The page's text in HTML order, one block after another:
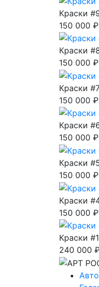
Краски
150 000 ₽
Краски
150 000 ₽
Краски
150 000 ₽
Краски
150 000 ₽
Краски
150 000 ₽
Краски
150 000 ₽
Краски #1
240 000